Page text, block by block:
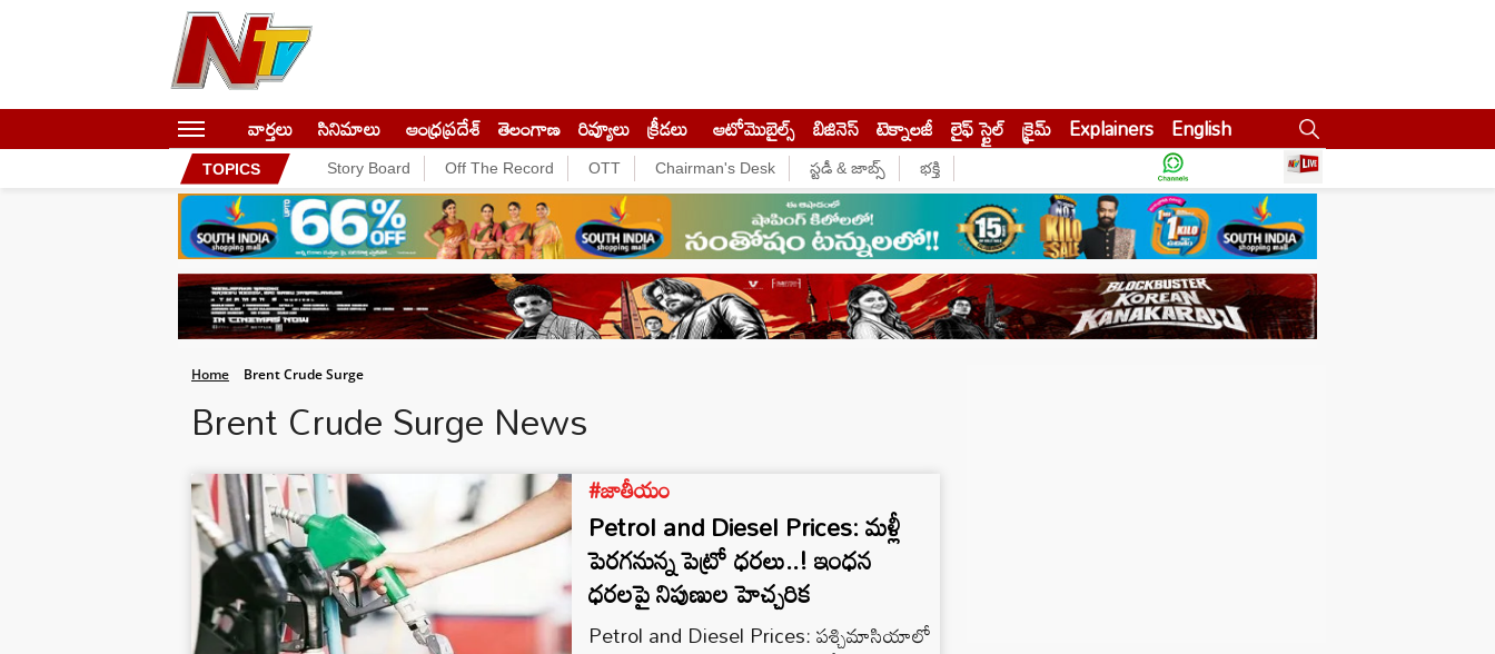
వార్తలు సినిమాలు ఆంధ్రప్రదేశ్ తెలంగాణ రివ్యూలు క్రీడలు ఆటోమొబైల్స్ బిజినెస్‌ టెక్నాలజీ లైఫ్ స్టైల్ క్రైమ్ Explainers English
TOPICS Story Board Off The Record OTT Chairman's Desk స్టడీ & జాబ్స్ భక్తి
Home Brent Crude Surge
Brent Crude Surge News
#జాతీయం
Petrol and Diesel Prices: మళ్లీ
పెరగనున్న పెట్రో ధరలు..! ఇంధన
ధరలపై నిపుణుల హెచ్చరిక
Petrol and Diesel Prices: పశ్చిమాసియాలో